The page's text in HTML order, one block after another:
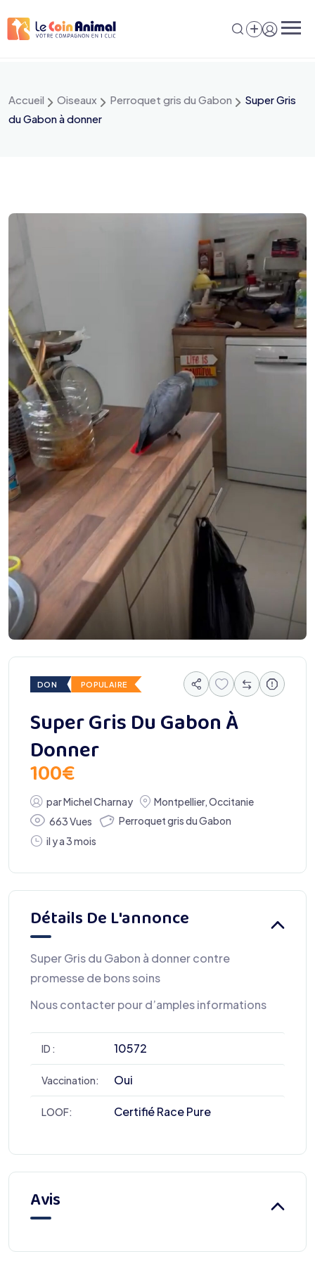
au
Accueil Oiseaux Perroquet gris du Gabon
Super Gris
du Gabon à donner
DON POPULAIRE
Super Gris Du Gabon À
Donner
100€
parMichel Charnay Montpellier,Occitanie
663 Vues
Perroquet gris du Gabon
il y a 3 mois
Détails De L'annonce
Super Gris du Gabon à donner contre
promesse de bons soins
Nous contacter pour d’amples informations
ID : 10572
Vaccination: Oui
LOOF: Certifié Race Pure
Avis